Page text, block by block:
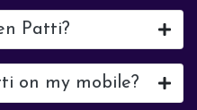
Patti?
on my mobile?